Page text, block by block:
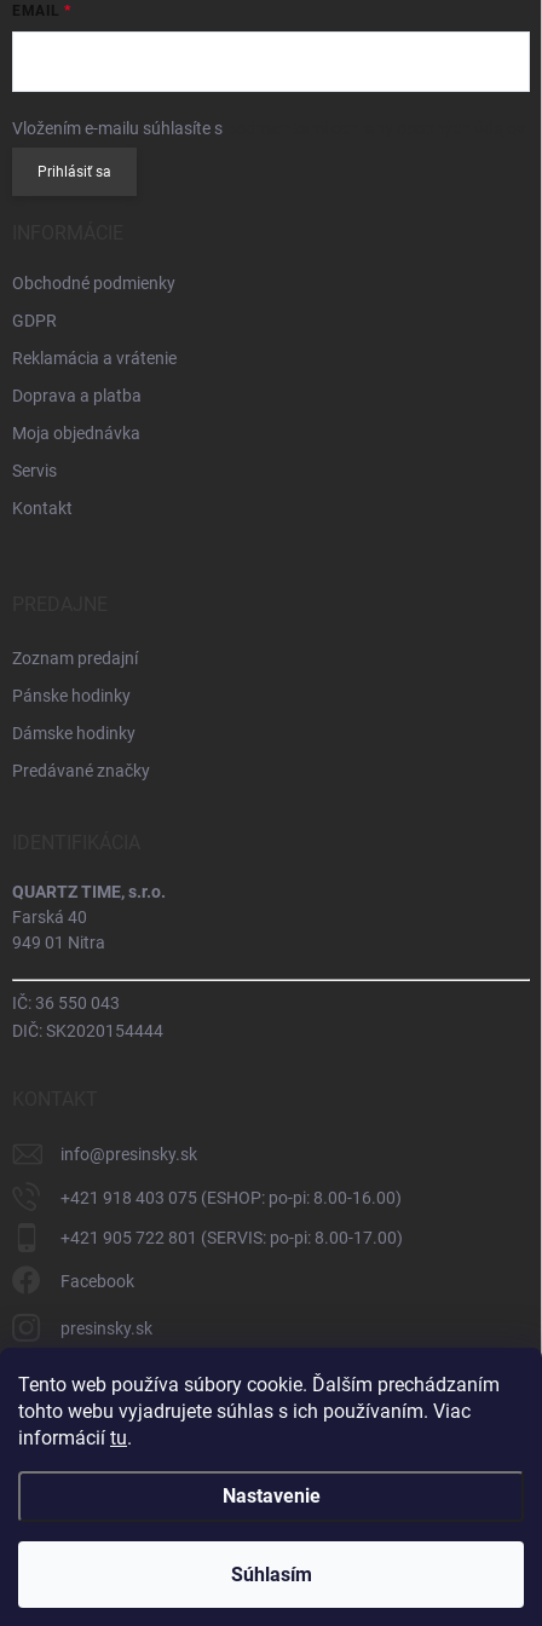
Tento web používa súbory cookie. Ďalším prechádzaním
tohto webu vyjadrujete súhlas s ich používaním. Viac
informácií tu.
Nastavenie
Súhlasím
EMAIL
Vložením e-mailu súhlasíte s
Prihlásiť sa
Obchodné podmienky
GDPR
Reklamácia a vrátenie
Doprava a platba
Moja objednávka
Servis
Kontakt
Zoznam predajní
Pánske hodinky
Dámske hodinky
Predávané značky
QUARTZ TIME, s.r.o.
Farská 40
949 01 Nitra
IČ: 36 550 043
DIČ: SK2020154444
info@presinsky.sk
+421 918 403 075 (ESHOP: po-pi: 8.00-16.00)
+421 905 722 801 (SERVIS: po-pi: 8.00-17.00)
Facebook
presinsky.sk
Vytvoril Shoptet ve spolupráci s
Copyright 2026Presinsky.sk. Všetky práva vyhradené.